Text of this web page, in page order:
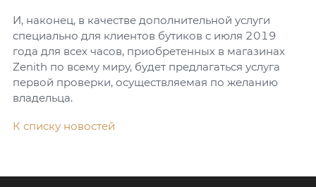
И, наконец, в качестве дополнительной услуги
специально для клиентов бутиков с июля 2019
года для всех часов, приобретенных в магазинах
Zenith по всему миру, будет предлагаться услуга
первой проверки, осуществляемая по желанию
владельца.
К списку новостей